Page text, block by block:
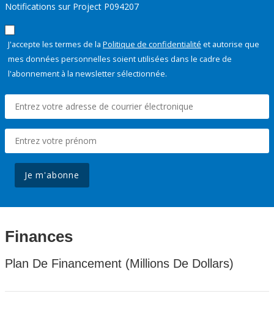
Notifications sur Project P094207
J'accepte les termes de la Politique de confidentialité et autorise que
mes données personnelles soient utilisées dans le cadre de
l'abonnement à la newsletter sélectionnée.
Je m'abonne
Finances
Plan De Financement (Millions De Dollars)